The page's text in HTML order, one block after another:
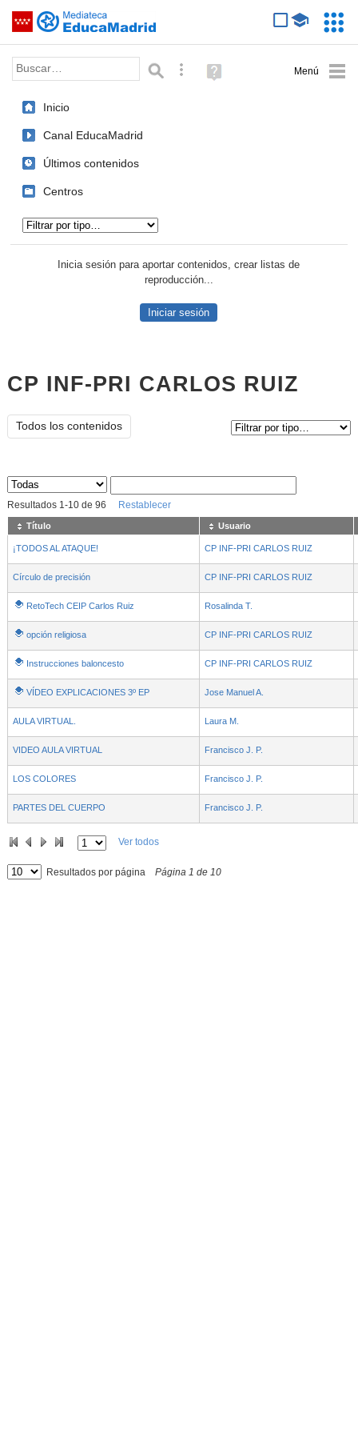
Saltar navegación
Palabra o frase: Búsqueda avanzada
Ayuda
(en
Inicio
Canal EducaMadrid
Últimos contenidos
Centros
Inicia sesión para aportar contenidos, crear listas de
reproducción...
Iniciar sesión
CP INF-PRI CARLOS RUIZ
Todos los contenidos
Sus archivos
Resultados 1 -10de 96 Restablecer
Título Usuario
¡TODOS AL ATAQUE! CP INF-PRI CARLOS RUIZ
Círculo de precisión CP INF-PRI CARLOS RUIZ
RetoTech CEIP Carlos Ruiz Rosalinda T.
opción religiosa CP INF-PRI CARLOS RUIZ
Instrucciones baloncesto CP INF-PRI CARLOS RUIZ
VÍDEO EXPLICACIONES 3º EP Jose Manuel A.
AULA VIRTUAL. Laura M.
VIDEO AULA VIRTUAL Francisco J. P.
LOS COLORES Francisco J. P.
PARTES DEL CUERPO Francisco J. P.
Ver todos
Resultados por página Página 1 de 10